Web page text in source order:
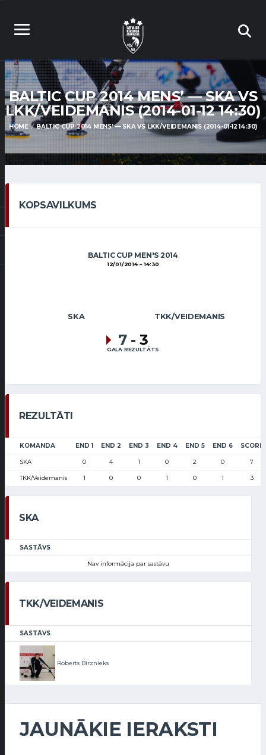
BALTIC CUP 2014 MENS’ — SKA VS
LKK/VEIDEMANIS (2014-01-12 14:30)
HOME BALTIC CUP 2014 MENS’ — SKA VS LKK/VEIDEMANIS (2014-01-12 14:30)
KOPSAVILKUMS
BALTIC CUP MEN'S 2014
12/01/2014 14:30
SKA TKK/VEIDEMANIS
7 - 3
GALA REZULTĀTS
REZULTĀTI
KOMANDA END 1 END 2 END 3 END 4 END 5 END 6 SCORE
SKA 0 4 1 0 2 0 7
TKK/Veidemanis 1 0 0 1 0 1 3
SKA
SASTĀVS
Nav informācija par sastāvu
TKK/VEIDEMANIS
SASTĀVS
Roberts Birznieks
JAUNĀKIE IERAKSTI